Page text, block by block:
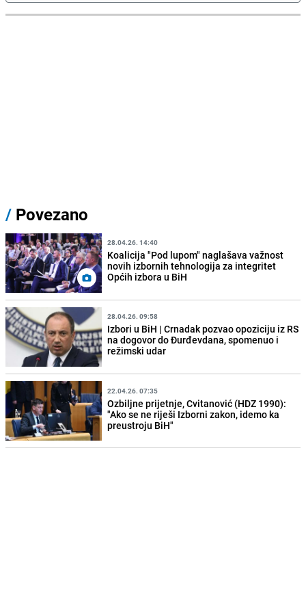
/ Povezano
28.04.26. 14:40
Koalicija "Pod lupom" naglašava važnost
novih izbornih tehnologija za integritet
Općih izbora u BiH
28.04.26. 09:58
Izbori u BiH | Crnadak pozvao opoziciju iz RS
na dogovor do Đurđevdana, spomenuo i
režimski udar
22.04.26. 07:35
Ozbiljne prijetnje, Cvitanović (HDZ 1990):
"Ako se ne riješi Izborni zakon, idemo ka
preustroju BiH"